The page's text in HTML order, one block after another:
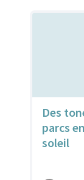
Des
parcs
soleil